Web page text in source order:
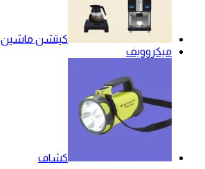
كيتشن ماشين
ميكروويف
كشاف